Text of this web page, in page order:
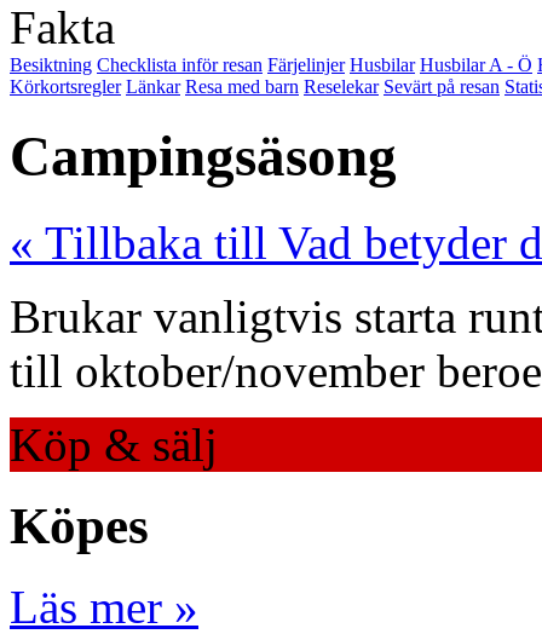
Fakta
Besiktning Checklista inför resan Färjelinjer Husbilar Husbilar A - Ö
Körkortsregler Länkar Resa med barn Reselekar Sevärt på resan
Campingsäsong
« Tillbaka till Vad betyder
Brukar vanligtvis starta
till oktober/november
Köp & sälj
Köpes
Läs mer »